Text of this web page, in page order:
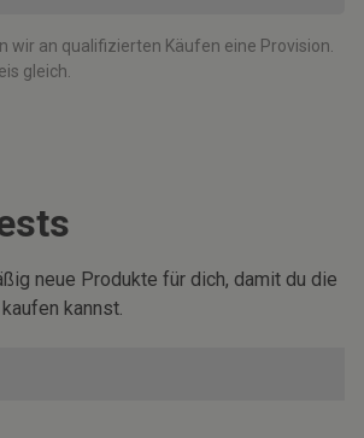
wir an qualifizierten Käufen eine Provision.
gleich.
neue Produkte für dich, damit du die
kannst.